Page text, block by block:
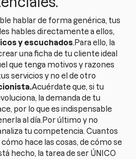
hablar de forma genérica, tus
hables directamente a ellos,
y escuchados.Para ello, la
una ficha de tu cliente ideal
que tenga motivos y razones
servicios y no el de otro
Acuérdate que, si tu
la demanda de tu
por lo que es indispensable
al día.Por último y no
tu competencia. Cuantos
hace las cosas, de cómo se
hecho, la tarea de ser ÚNICO